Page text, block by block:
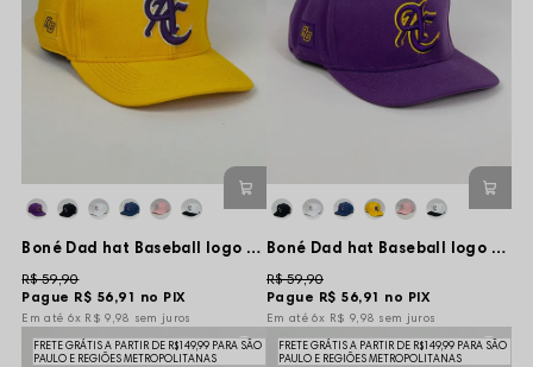
Boné Dad hat Baseball logo Basic - Amarelo
Pague R$ 56,91 no PIX
R$ 59,90
6x R$ 9,98 sem juros
Boné Dad hat Baseball logo Basic - Roxo
Pague R$ 56,91 no PIX
R$ 59,90
6x R$ 9,98 sem juros
FRETE GRÁTIS A PARTIR DE R$149,99 PARA SÃO
PAULO E REGIÕES METROPOLITANAS
FRETE GRÁTIS A PARTIR DE R$149,99 PARA SÃO
PAULO E REGIÕES METROPOLITANAS